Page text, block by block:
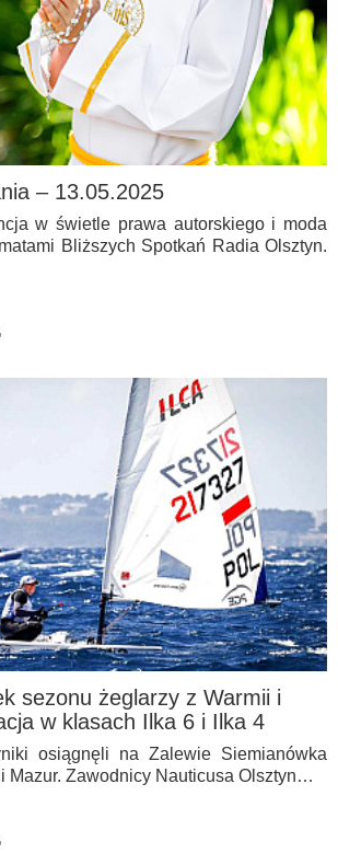
– 13.05.2025
w świetle prawa autorskiego i moda
Bliższych Spotkań Radia Olsztyn.
sezonu żeglarzy z Warmii i
w klasach Ilka 6 i Ilka 4
osiągnęli na Zalewie Siemianówka
Mazur. Zawodnicy Nauticusa Olsztyn…